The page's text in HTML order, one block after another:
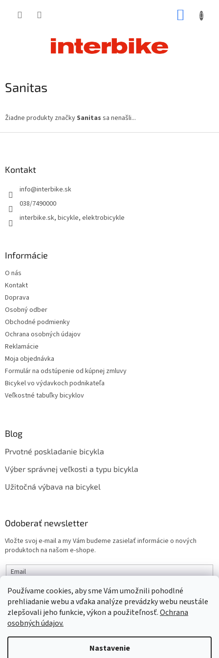
Používame cookies, aby sme Vám umožnili pohodlné
prehliadanie webu a vďaka analýze prevádzky webu neustále
zlepšovali jeho funkcie, výkon a použiteľnosť.Ochrana
osobných údajov.
Nastavenie
Sanitas
Žiadne produkty značkySanitas sa nenašli...
Kontakt
info@interbike.sk
038/7490000
interbike.sk, bicykle, elektrobicykle
Informácie
O nás
Kontakt
Doprava
Osobný odber
Obchodné podmienky
Ochrana osobných údajov
Reklamácie
Moja objednávka
Formulár na odstúpenie od kúpnej zmluvy
Bicykel vo výdavkoch podnikateľa
Veľkostné tabuľky bicyklov
Blog
Prvotné poskladanie bicykla
Výber správnej veľkosti a typu bicykla
Užitočná výbava na bicykel
Odoberať newsletter
Vložte svoj e-mail a my Vám budeme zasielať informácie o nových
produktoch na našom e-shope.
Email
PRIHLÁSIŤ SA